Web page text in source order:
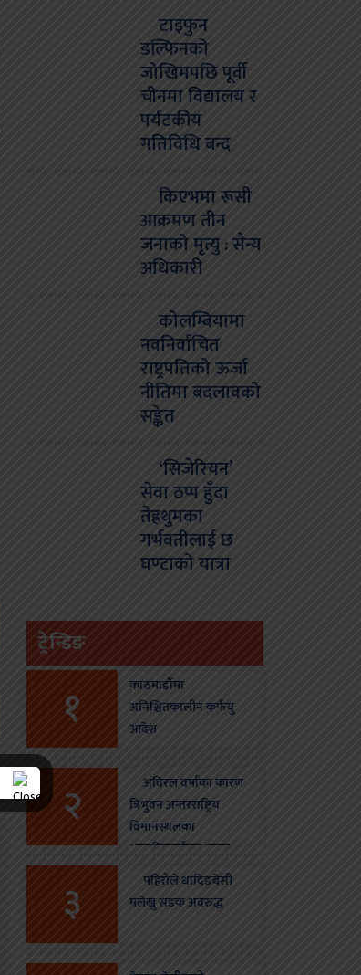
टाइफुन
डल्फिनको
जोखिमपछि पूर्वी
चीनमा विद्यालय र
पर्यटकीय
गतिविधि बन्द
किएभमा रूसी
आक्रमण तीन
जनाको मृत्यु : सैन्य
अधिकारी
कोलम्बियामा
नवनिर्वाचित
राष्ट्रपतिको ऊर्जा
नीतिमा बदलावको
सङ्केत
‘सिजेरियन’
सेवा ठप्प हुँदा
तेह्रथुमका
गर्भवतीलाई छ
घण्टाको यात्रा
ट्रेन्डिङ
१
काठमाडौँमा
अनिश्चितकालीन कर्फयु
आदेश
२
अविरल वर्षाका कारण
त्रिभुवन अन्तरराष्ट्रिय
विमानस्थलका
आन्तरिकतर्फका उडान
स्थगन
३
पहिरोले धादिङबेसी
मलेखु सडक अवरुद्ध